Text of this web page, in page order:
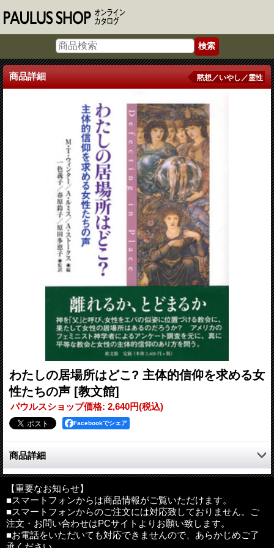
商品詳細 黙想／いやし／霊性
わたしの居場所はどこ? 主体的信仰を求める女
性たちの声 [教文館]
パウルスショップ価格: 2,640円(税込)
Facebookでシェア
商品詳細
神を「父」と呼び、女性をエバの似姿に位置づける教会に、果た
して女性の居場所はあるのだろうか?アメリカのフェミニスト神
学者によるアンケート調査を元に、真に平等な教会と女性の主体
的信仰のあり方を問う、他に類を見ない報告書。
著者：M・T・ウィンター、A・ルミス、A・ストークス
【重要なお知らせ】
■スマートフォンからは商品情報がご覧いただけます。
■スマートフォンからのご注文には対応致しておりません。ご
注文・お問い合わせはPCサイトよりお願い致します。
■お電話をいただいても対応できませんので、あらかじめご了